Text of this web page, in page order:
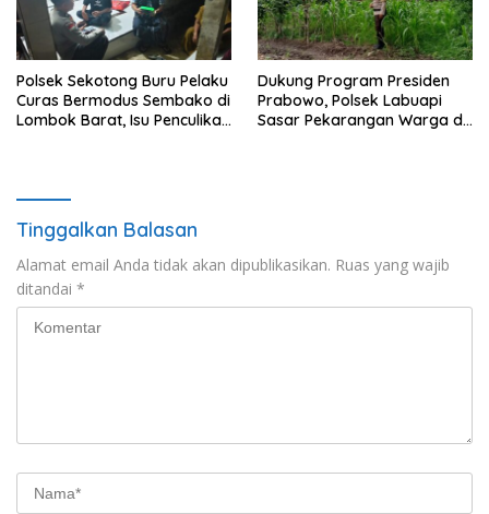
Polsek Sekotong Buru Pelaku
Curas Bermodus Sembako di
Lombok Barat, Isu Penculikan
Dukung Program Presiden
Prabowo, Polsek Labuapi
Sasar Pekarangan Warga di
Tinggalkan Balasan
Alamat email Anda tidak akan dipublikasikan. Ruas yang wajib
ditandai *